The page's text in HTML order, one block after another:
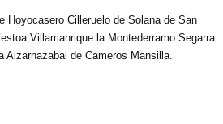
Hoyocasero Cilleruelo de Solana de San
Villamanrique la Montederramo Segarra
Aizarnazabal de Cameros Mansilla.